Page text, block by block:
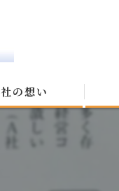
の想い